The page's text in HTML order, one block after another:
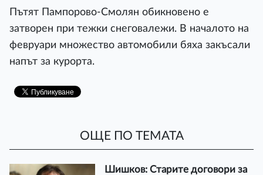
Пътят Пампорово-Смолян обикновено е
затворен при тежки снеговалежи. В началото на
февруари множество автомобили бяха закъсали
напът за курорта.
ОЩЕ ПО ТЕМАТА
Шишков: Старите договори за